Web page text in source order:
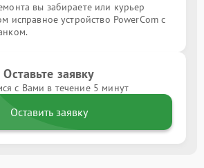
вы забираете или курьер
исправное устройство PowerCom с
Оставьте заявку
с Вами в течение 5 минут
Оставить заявку